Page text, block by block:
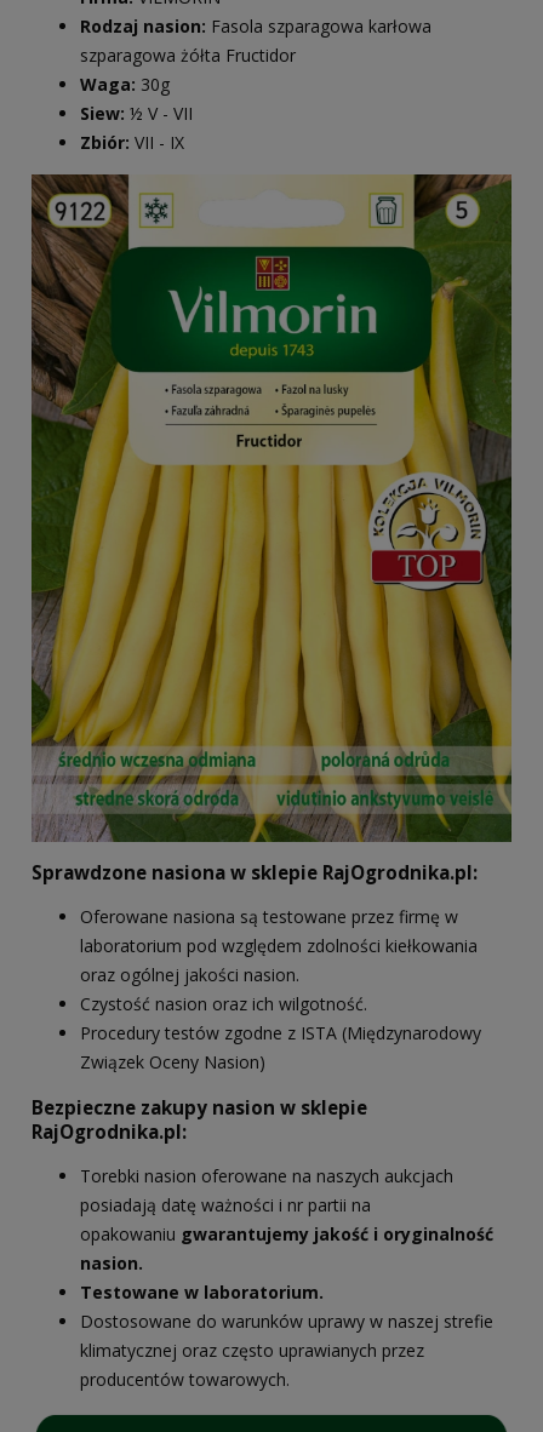
Rodzaj nasion: Fasola szparagowa karłowa
szparagowa żółta Fructidor
Waga: 30g
Siew: ½ V - VII
Zbiór: VII - IX
Sprawdzone nasiona w sklepie RajOgrodnika.pl:
Oferowane nasiona są testowane przez firmę w
laboratorium pod względem zdolności kiełkowania
oraz ogólnej jakości nasion.
Czystość nasion oraz ich wilgotność.
Procedury testów zgodne z ISTA (Międzynarodowy
Związek Oceny Nasion)
Bezpieczne zakupy nasion w sklepie
RajOgrodnika.pl:
Torebki nasion oferowane na naszych aukcjach
posiadają datę ważności i nr partii na
opakowaniu gwarantujemy jakość i oryginalność
nasion.
Testowane w laboratorium.
Dostosowane do warunków uprawy w naszej strefie
klimatycznej oraz często uprawianych przez
producentów towarowych.